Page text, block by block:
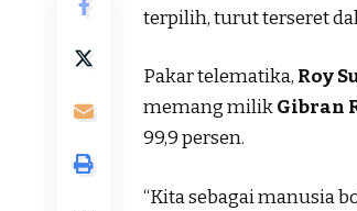
terpilih, turut terseret
Pakar telematika, Roy
memang milikGibran
99,9 persen.
“Kita sebagai manusia